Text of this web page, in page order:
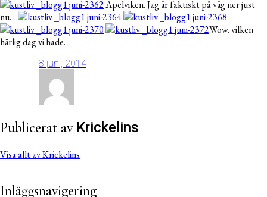
Apelviken. Jag är faktiskt på väg ner just
nu…
Wow. vilken
härlig dag vi hade.
8 juni, 2014
Publicerat av Krickelins
Visa allt av Krickelins
Inläggsnavigering